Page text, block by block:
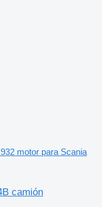
motor para Scania
camión